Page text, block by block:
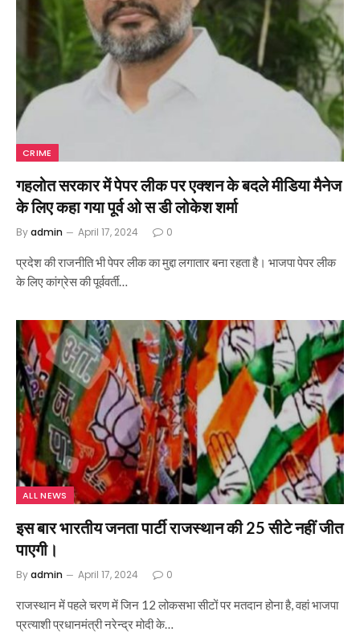
CRIME
गहलोत सरकार में पेपर लीक पर एक्शन के बदले मीडिया मैनेज
के लिए कहा गया पूर्व ओ स डी लोकेश शर्मा
Byadmin April 17, 2024 0
प्रदेश की राजनीति भी पेपर लीक का मुद्दा लगातार बना रहता है। भाजपा पेपर लीक
के लिए कांग्रेस की पूर्ववर्ती…
ALL NEWS
इस बार भारतीय जनता पार्टी राजस्थान की 25 सीटे नहीं जीत
पाएगी।
Byadmin April 17, 2024 0
राजस्थान में पहले चरण में जिन 12 लोकसभा सीटों पर मतदान होना है, वहां भाजपा
प्रत्याशी प्रधानमंत्री नरेन्द्र मोदी के…